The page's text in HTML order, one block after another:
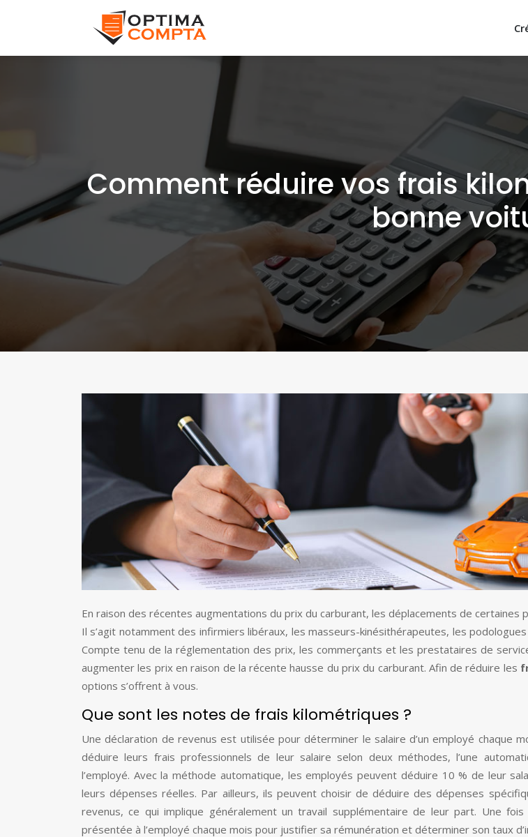
Comment réduire vos frais
bonne
En raison des récentes augmentations du prix du carburant, les déplacements de certaines
Il s’agit notamment des infirmiers libéraux, les masseurs-kinésithérapeutes, les
Compte tenu de la réglementation des prix, les commerçants et les prestataires de
augmenter les prix en raison de la récente hausse du prix du carburant. Afin de réduire les
options s’offrent à vous.
Que sont les notes de frais kilométriques ?
Une déclaration de revenus est utilisée pour déterminer le salaire d’un employé chaque
déduire leurs frais professionnels de leur salaire selon deux méthodes, l’une
l’employé. Avec la méthode automatique, les employés peuvent déduire 10 % de leur
leurs dépenses réelles. Par ailleurs, ils peuvent choisir de déduire des dépenses
revenus, ce qui implique généralement un travail supplémentaire de leur part. Une
présentée à l’employé chaque mois pour justifier sa rémunération et déterminer son taux